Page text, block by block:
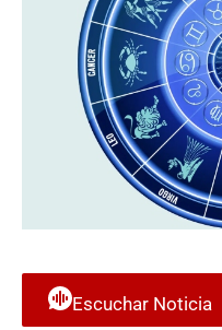
Escuchar Noticia